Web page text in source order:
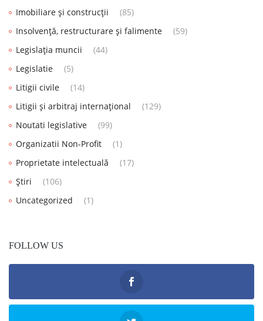
Imobiliare și construcții
(85)
Insolvență, restructurare și falimente
(59)
Legislația muncii
(44)
Legislatie
(5)
Litigii civile
(14)
Litigii și arbitraj internațional
(129)
Noutati legislative
(99)
Organizatii Non-Profit
(1)
Proprietate intelectuală
(17)
Știri
(106)
Uncategorized
(1)
FOLLOW US